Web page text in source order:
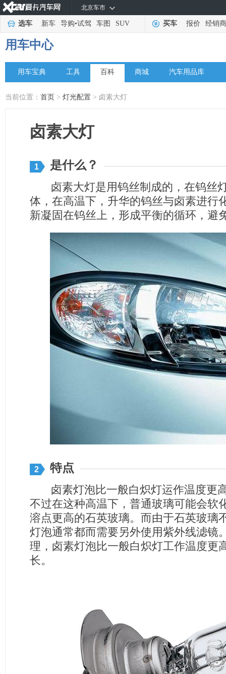
北京车市
选车 新车 导购•试驾 车图 SUV 买车 报价 经销商
用车中心
用车宝典 工具 百科 商城 汽车用品库
当前位置： 首页 > 灯光配置 > 卤素大灯
卤素大灯
1 是什么？
卤素大灯是用钨丝制成的，在钨丝
体，在高温下，升华的钨丝与卤素进行
新凝固在钨丝上，形成平衡的循环，避
2 特点
卤素灯泡比一般白炽灯运作温度更
不过在这种高温下，普通玻璃可能会软
溶点更高的石英玻璃。而由于石英玻璃
灯泡通常都而需要另外使用紫外线滤镜
理，卤素灯泡比一般白炽灯工作温度更
长。